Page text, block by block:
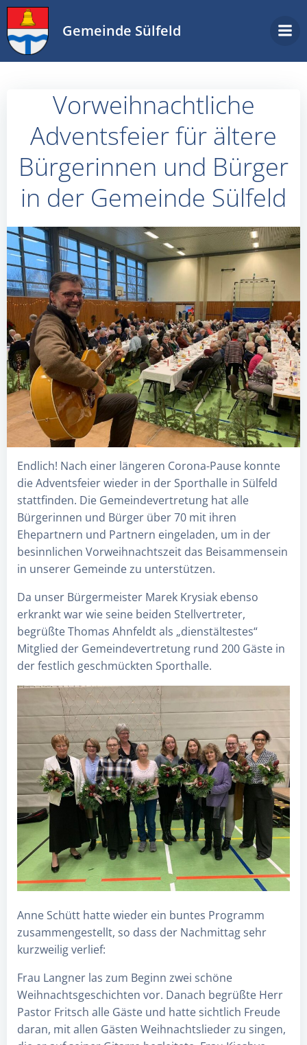
Inhalt
springen
Gemeinde Sülfeld
Vorweihnachtliche
Adventsfeier für ältere
Bürgerinnen und Bürger
in der Gemeinde Sülfeld
Endlich! Nach einer längeren Corona-Pause konnte
die Adventsfeier wieder in der Sporthalle in Sülfeld
stattfinden. Die Gemeindevertretung hat alle
Bürgerinnen und Bürger über 70 mit ihren
Ehepartnern und Partnern eingeladen, um in der
besinnlichen Vorweihnachtszeit das Beisammensein
in unserer Gemeinde zu unterstützen.
Da unser Bürgermeister Marek Krysiak ebenso
erkrankt war wie seine beiden Stellvertreter,
begrüßte Thomas Ahnfeldt als „dienstältestes“
Mitglied der Gemeindevertretung rund 200 Gäste in
der festlich geschmückten Sporthalle.
Anne Schütt hatte wieder ein buntes Programm
zusammengestellt, so dass der Nachmittag sehr
kurzweilig verlief:
Frau Langner las zum Beginn zwei schöne
Weihnachtsgeschichten vor. Danach begrüßte Herr
Pastor Fritsch alle Gäste und hatte sichtlich Freude
daran, mit allen Gästen Weihnachtslieder zu singen,